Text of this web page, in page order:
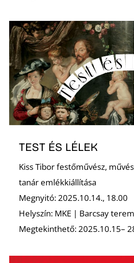
TEST ÉS LÉLEK
Kiss Tibor festőművész,
tanár emlékkiállítása
Megnyitó: 2025.10.14., 18.00
Helyszín: MKE | Barcsay terem
Megtekinthető: 2025.10.15–